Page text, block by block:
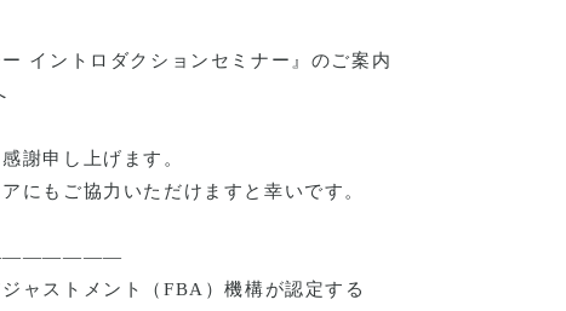
イントロダクションセミナー』のご案内
謝申し上げます。
にもご協力いただけますと幸いです。
ャストメント（ FBA ）機構が認定する